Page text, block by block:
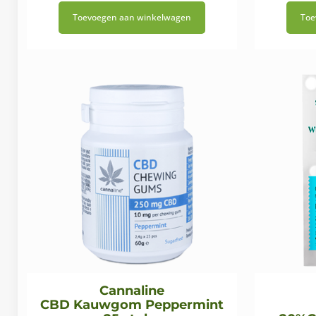
prijs prijs
is:
Toevoegen aan winkelwagen
Cannaline
CBD Kauwgom Peppermint